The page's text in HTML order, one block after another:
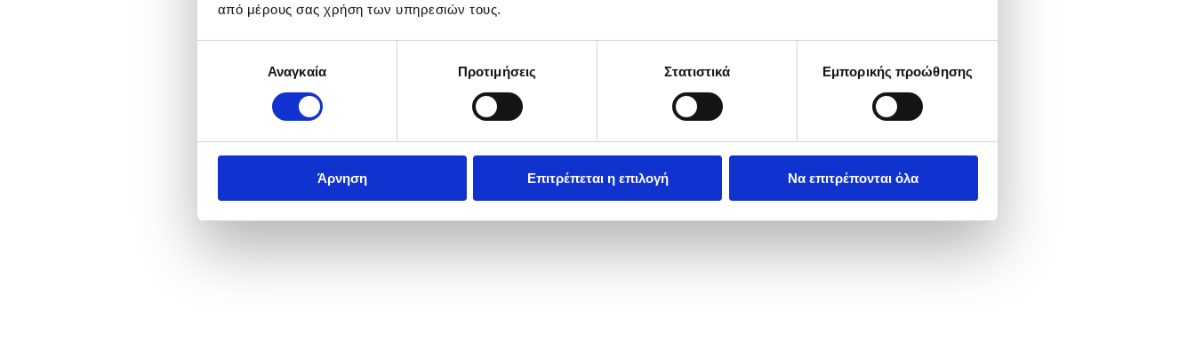
από μέρους σας χρήση των υπηρεσιών τους.
συγκατάθεσηςΑναγκαία Προτιμήσεις Στατιστικά Εμπορικής προώθησης
Άρνηση Επιτρέπεται η επιλογή Να επιτρέπονται όλα